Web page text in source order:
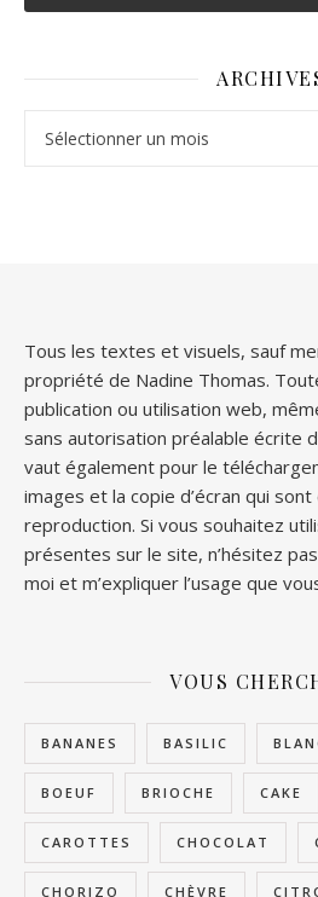
Tous les textes et visuels, sauf
propriété de Nadine Thomas.
publication ou utilisation web,
sans autorisation préalable écrite
vaut également pour le
images et la copie d’écran qui
reproduction. Si vous souhaitez
présentes sur le site, n’hésitez
moi et m’expliquer l’usage que
VOUS
BANANES BASILIC
BOEUF BRIOCHE CAKE
CAROTTES CHOCOLAT
CHORIZO CHÈVRE